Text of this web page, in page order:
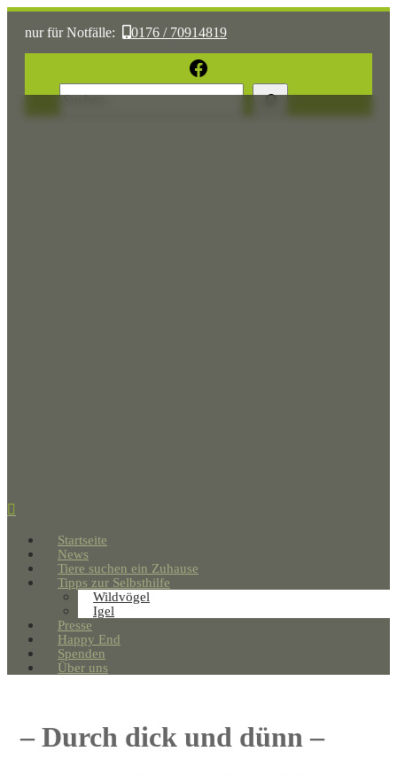
nur für Notfälle: 0176 / 70914819
Sonst: tierhilfe.wolfsburg@t-online.de
Facebook
Startseite
News
Tiere suchen ein Zuhause
Tipps zur Selbsthilfe
Wildvögel
Igel
Presse
Happy End
Spenden
Über uns
– Durch dick und dünn –